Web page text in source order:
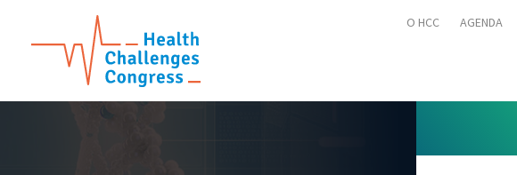
O HCC AGENDA